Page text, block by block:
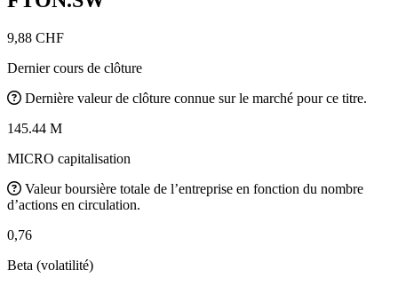
9,88 CHF
Dernier cours de clôture
Dernière valeur de clôture connue sur le marché pour ce titre.
145.44 M
MICRO capitalisation
Valeur boursière totale de l’entreprise en fonction du nombre
d’actions en circulation.
0,76
Beta (volatilité)